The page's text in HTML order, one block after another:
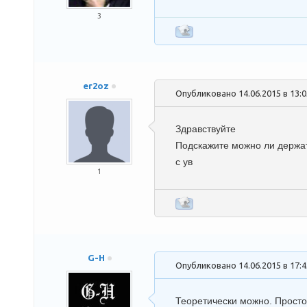
3
er2oz
1
Опубликовано 14.06.2015 в
Здравствуйте
Подскажите можно ли
с ув
G-H
Опубликовано 14.06.2015 в
Теоретически можно.